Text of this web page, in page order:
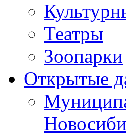
Театры
Зоопарки
Открытые